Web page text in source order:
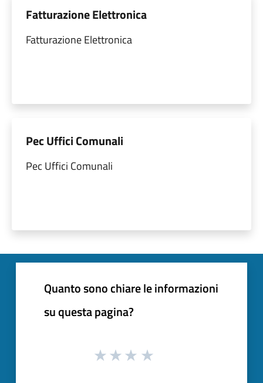
Fatturazione Elettronica
Fatturazione Elettronica
Pec Uffici Comunali
Pec Uffici Comunali
Quanto sono chiare le informazioni
su questa pagina?